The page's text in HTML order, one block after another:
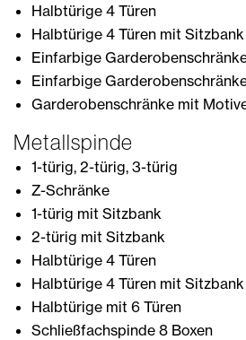
Halbtürige 4 Türen
Halbtürige 4 Türen mit Sitzbank
Einfarbige
Einfarbige
Garderobenschränke mit
Metallspinde
1-türig, 2-türig, 3-türig
Z-Schränke
1-türig mit Sitzbank
2-türig mit Sitzbank
Halbtürige 4 Türen
Halbtürige 4 Türen mit Sitzbank
Halbtürige mit 6 Türen
Schließfachspinde 8 Boxen